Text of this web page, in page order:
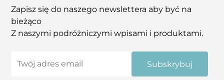
Zapisz się do naszego newslettera aby być na
bieżąco
Z naszymi podróżniczymi wpisami i produktami.
Subskrybuj